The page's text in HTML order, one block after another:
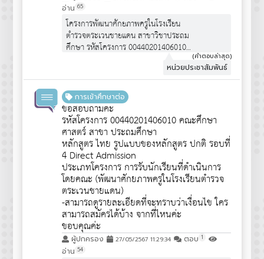
อ่าน 65
โครงการพัฒนาศักยภาพครูในโรงเรียน
ตำรวจตระเวนชายแดน สาขาวิชาประถม
ศึกษา รหัสโครงการ 00440201406010
https://www.edu.cmu.ac.th/assets/pdf/qpot/
เป็นโครงการพิเศษ """ไม่ได้เปิดรับสมัคร
นักเรียน ม.6 ทั่วไป""" จึงไม่ได้มีการ
ประชาสัมพันธ์ครับ
(คำตอบล่าสุด)
หน่วยประชาสัมพันธ์
การเข้าศึกษาต่อ
ขอสอบถามคะ
รหัสโครงการ 00440201406010 คณะศึกษา
ศาสตร์ สาขา ประถมศึกษา
หลักสูตร ไทย รูปแบบของหลักสูตร ปกติ รอบที่
4 Direct Admission
ประเภทโครงการ การรับนักเรียนที่ดำเนินการ
โดยคณะ (พัฒนาศักยภาพครูในโรงเรียนตำรวจ
ตระเวนชายแดน)
-สามารถดูรายละเอียดที่จะทราบว่าเงื่อนไข ใคร
สามารถสมัครได้บ้าง จากที่ไหนค่ะ
ขอบคุณค่ะ
ผู้ปกครอง 27/05/2567 11:29:34 ตอบ 1
อ่าน 54